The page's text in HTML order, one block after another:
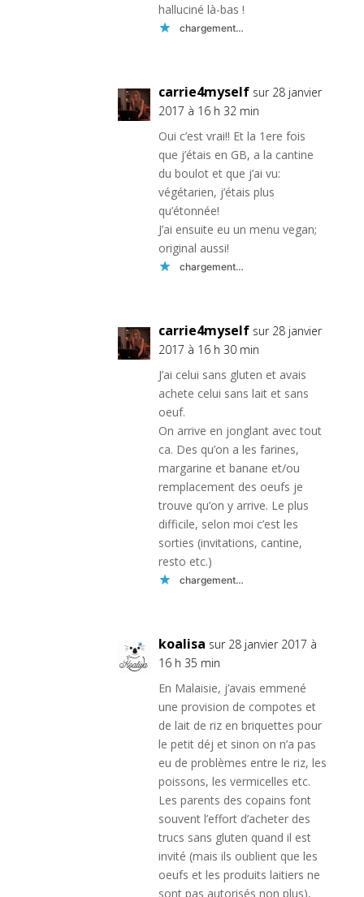
halluciné là-bas !
chargement…
carrie4myself sur 28 janvier
2017 à 16 h 32 min
Oui c’est vrai!! Et la 1ere fois
que j’étais en GB, a la cantine
du boulot et que j’ai vu:
végétarien, j’étais plus
qu’étonnée!
J’ai ensuite eu un menu vegan;
original aussi!
chargement…
carrie4myself sur 28 janvier
2017 à 16 h 30 min
J’ai celui sans gluten et avais
achete celui sans lait et sans
oeuf.
On arrive en jonglant avec tout
ca. Des qu’on a les farines,
margarine et banane et/ou
remplacement des oeufs je
trouve qu’on y arrive. Le plus
difficile, selon moi c’est les
sorties (invitations, cantine,
resto etc.)
chargement…
koalisa sur 28 janvier 2017 à
16 h 35 min
En Malaisie, j’avais emmené
une provision de compotes et
de lait de riz en briquettes pour
le petit déj et sinon on n’a pas
eu de problèmes entre le riz, les
poissons, les vermicelles etc.
Les parents des copains font
souvent l’effort d’acheter des
trucs sans gluten quand il est
invité (mais ils oublient que les
oeufs et les produits laitiers ne
sont pas autorisés non plus),